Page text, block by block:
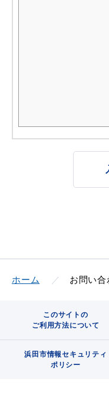
ホーム お問い合
このサイトの
ご利用方法について
浜田市情報セキュリティ
ポリシー